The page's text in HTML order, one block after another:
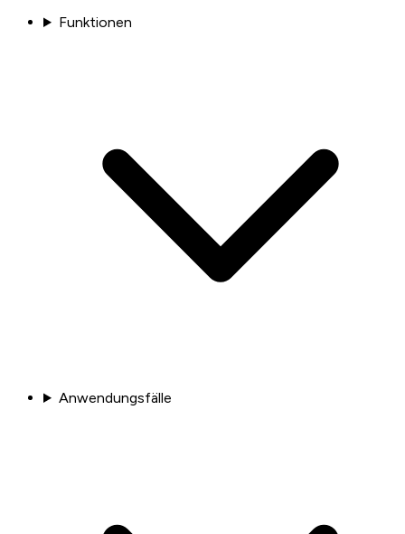
Funktionen
Anwendungsfälle